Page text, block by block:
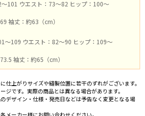
101 ウエスト：73～82 ヒップ：100～
袖丈：約63（cm）
～109 ウエスト：82～90 ヒップ：109～
袖丈：約65（cm）
仕上がりサイズや縫製位置に若干のずれがございます。
ジです。実際の商品とは異なる場合があります。
デザイン・仕様・発売日などは予告なく変更となる場